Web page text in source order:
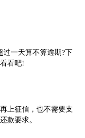
过一天算不算逾期?下
看吧!
上征信，也不需要支
款要求。